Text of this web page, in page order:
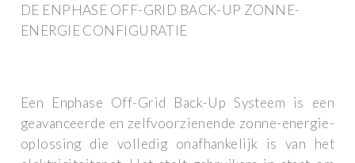
DE ENPHASE OFF-GRID BACK-UP ZONNE-
ENERGIE CONFIGURATIE
Een Enphase Off-Grid Back-Up Systeem is een
geavanceerde en zelfvoorzienende zonne-energie-
oplossing die volledig onafhankelijk is van het